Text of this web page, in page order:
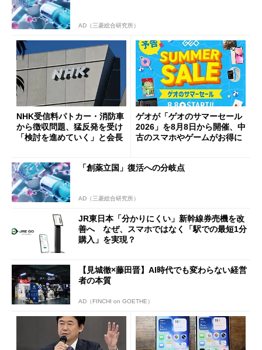
AD（三菱総合研究所）
NHK受信料パトカー・消防車
から徴収問題、猛反発を受け
「検討を進めていく」と会長
ゲオが「ゲオのサマーセール
2026」を8月8日から開催、中
古のスマホやゲームがお得に
「創薬立国」復活への分岐点
AD（三菱総合研究所）
JR東日本「分かりにくい」新幹線券売機を改
善へ なぜ、スマホではなく「駅での最短1分
購入」を実現？
【見城徹×藤田晋】AI時代でも変わらない経営
者の本質
AD（FINCHI on GOETHE）